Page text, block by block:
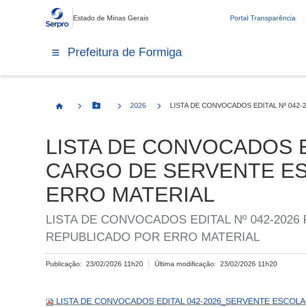
Estado de Minas Gerais Portal Transparência
Prefeitura de Formiga
Página InicialBotão Menu
2026 LISTA DE CONVOCADOS EDITAL Nº
LISTA DE CONVOCADOS
CARGO DE SERVENTE
ERRO MATERIAL
LISTA DE CONVOCADOS EDITAL Nº 042-
REPUBLICADO POR ERRO MATERIAL
Publicação: 23/02/2026 11h20 Última modificação: 23/02/2026 11h20
LISTA DE CONVOCADOS EDITAL 042-2026_SERVENTE